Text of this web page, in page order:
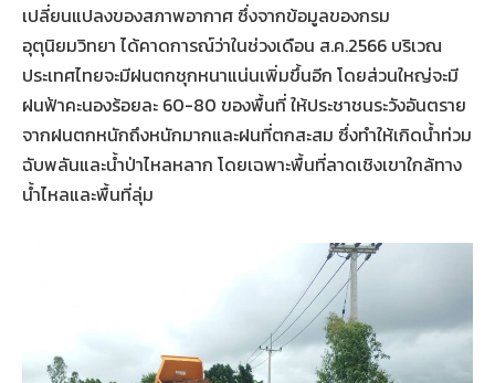
เปลี่ยนแปลงของสภาพอากาศ ซึ่งจากข้อมูลของกรม
อุตุนิยมวิทยา ได้คาดการณ์ว่าในช่วงเดือน ส.ค.2566 บริเวณ
ประเทศไทยจะมีฝนตกชุกหนาแน่นเพิ่มขึ้นอีก โดยส่วนใหญ่จะมี
ฝนฟ้าคะนองร้อยละ 60-80 ของพื้นที่ ให้ประชาชนระวังอันตราย
จากฝนตกหนักถึงหนักมากและฝนที่ตกสะสม ซึ่งทำให้เกิดน้ำท่วม
ฉับพลันและน้ำป่าไหลหลาก โดยเฉพาะพื้นที่ลาดเชิงเขาใกล้ทาง
น้ำไหลและพื้นที่ลุ่ม